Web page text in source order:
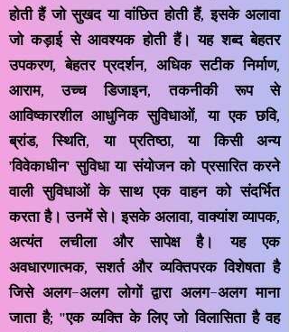
होती हैं जो सुखद या वांछित होती हैं, इसके अलावा
जो कड़ाई से आवश्यक होती हैं। यह शब्द बेहतर
उपकरण, बेहतर प्रदर्शन, अधिक सटीक निर्माण,
आराम, उच्च डिजाइन, तकनीकी रूप से
आविष्कारशील आधुनिक सुविधाओं, या एक छवि,
ब्रांड, स्थिति, या प्रतिष्ठा, या किसी अन्य
'विवेकाधीन' सुविधा या संयोजन को प्रसारित करने
वाली सुविधाओं के साथ एक वाहन को संदर्भित
करता है। उनमें से। इसके अलावा, वाक्यांश व्यापक,
अत्यंत लचीला और सापेक्ष है। यह एक
अवधारणात्मक, सशर्त और व्यक्तिपरक विशेषता है
जिसे अलग-अलग लोगों द्वारा अलग-अलग माना
जाता है; "एक व्यक्ति के लिए जो विलासिता है वह